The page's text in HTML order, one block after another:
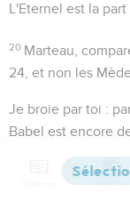
L'Eternel est la
20 Marteau ,
24, et non les
Je broie par toi :
Babel est encore
50.35-38
Versions